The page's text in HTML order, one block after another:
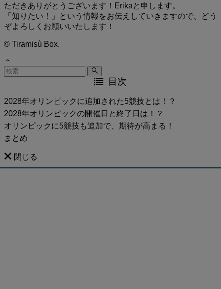
ただきありがとうございます！Erikaと申します。
「知りたい！」という情報をお伝えしていきますので、どう
ぞよろしくお願いいたします！
© Tiramisù Box.
目次
2028年オリンピックに追加された5競技とは！？
2028年オリンピックの開催日と終了日は！？
オリンピックに5競技も追加で、期待が高まる！
まとめ
閉じる